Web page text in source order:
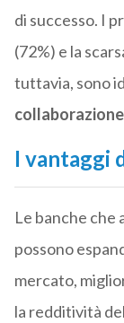
di successo. I
(72%) e la
tuttavia, sono
I vantaggi
Le banche che
possono
mercato,
la redditività